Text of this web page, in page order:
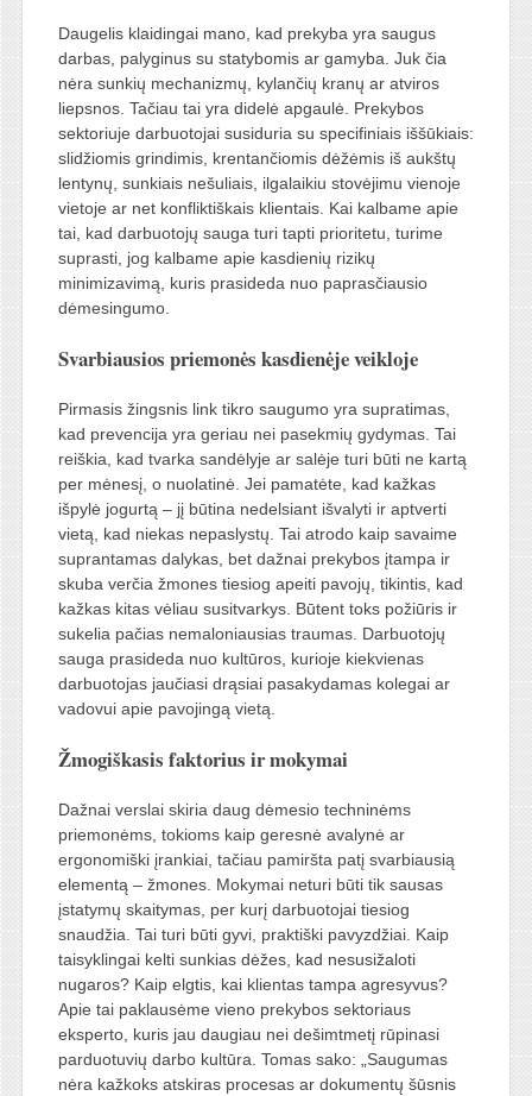
Daugelis klaidingai mano, kad prekyba yra saugus
darbas, palyginus su statybomis ar gamyba. Juk čia
nėra sunkių mechanizmų, kylančių kranų ar atviros
liepsnos. Tačiau tai yra didelė apgaulė. Prekybos
sektoriuje darbuotojai susiduria su specifiniais iššūkiais:
slidžiomis grindimis, krentančiomis dėžėmis iš aukštų
lentynų, sunkiais nešuliais, ilgalaikiu stovėjimu vienoje
vietoje ar net konfliktiškais klientais. Kai kalbame apie
tai, kad darbuotojų sauga turi tapti prioritetu, turime
suprasti, jog kalbame apie kasdienių rizikų
minimizavimą, kuris prasideda nuo paprasčiausio
dėmesingumo.
Svarbiausios priemonės kasdienėje veikloje
Pirmasis žingsnis link tikro saugumo yra supratimas,
kad prevencija yra geriau nei pasekmių gydymas. Tai
reiškia, kad tvarka sandėlyje ar salėje turi būti ne kartą
per mėnesį, o nuolatinė. Jei pamatėte, kad kažkas
išpylė jogurtą – jį būtina nedelsiant išvalyti ir aptverti
vietą, kad niekas nepaslystų. Tai atrodo kaip savaime
suprantamas dalykas, bet dažnai prekybos įtampa ir
skuba verčia žmones tiesiog apeiti pavojų, tikintis, kad
kažkas kitas vėliau susitvarkys. Būtent toks požiūris ir
sukelia pačias nemaloniausias traumas. Darbuotojų
sauga prasideda nuo kultūros, kurioje kiekvienas
darbuotojas jaučiasi drąsiai pasakydamas kolegai ar
vadovui apie pavojingą vietą.
Žmogiškasis faktorius ir mokymai
Dažnai verslai skiria daug dėmesio techninėms
priemonėms, tokioms kaip geresnė avalynė ar
ergonomiški įrankiai, tačiau pamiršta patį svarbiausią
elementą – žmones. Mokymai neturi būti tik sausas
įstatymų skaitymas, per kurį darbuotojai tiesiog
snaudžia. Tai turi būti gyvi, praktiški pavyzdžiai. Kaip
taisyklingai kelti sunkias dėžes, kad nesusižaloti
nugaros? Kaip elgtis, kai klientas tampa agresyvus?
Apie tai paklausėme vieno prekybos sektoriaus
eksperto, kuris jau daugiau nei dešimtmetį rūpinasi
parduotuvių darbo kultūra. Tomas sako: „Saugumas
nėra kažkoks atskiras procesas ar dokumentų šūsnis